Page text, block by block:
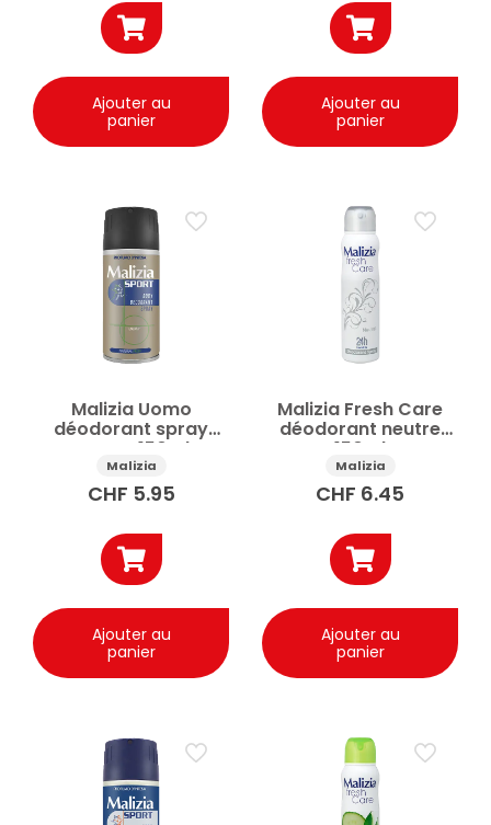
Ajouter au
panier
Ajouter au
panier
Malizia Uomo
déodorant spray
Energy 150ml
Malizia
CHF 5.95
Ajouter au
panier
Malizia Fresh Care
déodorant neutre
150ml
Malizia
CHF 6.45
Ajouter au
panier